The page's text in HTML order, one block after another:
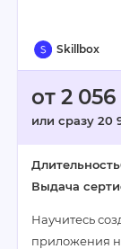
Skillbox
от 2
или сразу 20
Длительность
Выдача
Научитесь
приложения